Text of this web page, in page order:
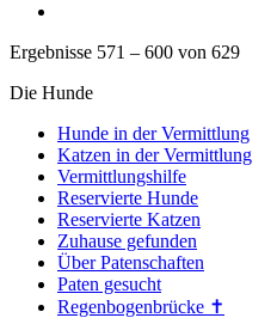
Ergebnisse 571 – 600 von 629
Die Hunde
Hunde in der Vermittlung
Katzen in der Vermittlung
Vermittlungshilfe
Reservierte Hunde
Reservierte Katzen
Zuhause gefunden
Über Patenschaften
Paten gesucht
Regenbogenbrücke ✝